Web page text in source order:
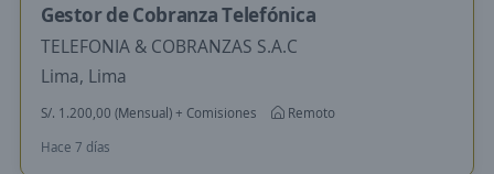
Gestor de Cobranza Telefónica
TELEFONIA & COBRANZAS S.A.C
Lima, Lima
S/. 1.200,00 (Mensual) + Comisiones
Remoto
Hace 7 días